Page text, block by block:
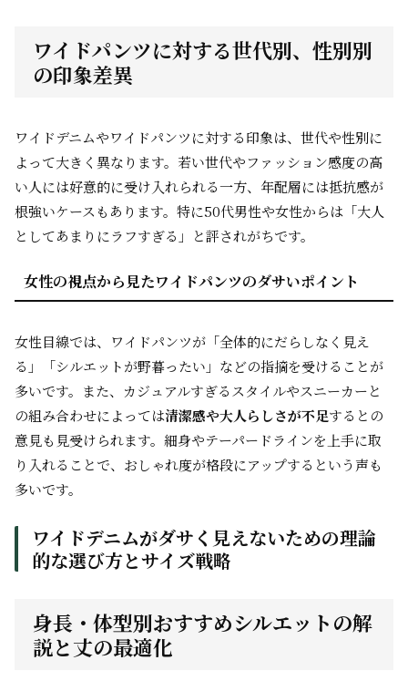
ワイドパンツに対する世代別、性別別
の印象差異
ワイドデニムやワイドパンツに対する印象は、世代や性別に
よって大きく異なります。若い世代やファッション感度の高
い人には好意的に受け入れられる一方、年配層には抵抗感が
根強いケースもあります。特に50代男性や女性からは「大人
としてあまりにラフすぎる」と評されがちです。
女性の視点から見たワイドパンツのダサいポイント
女性目線では、ワイドパンツが「全体的にだらしなく見え
る」「シルエットが野暮ったい」などの指摘を受けることが
多いです。また、カジュアルすぎるスタイルやスニーカーと
の組み合わせによっては清潔感や大人らしさが不足するとの
意見も見受けられます。細身やテーパードラインを上手に取
り入れることで、おしゃれ度が格段にアップするという声も
多いです。
ワイドデニムがダサく見えないための理論
的な選び方とサイズ戦略
身長・体型別おすすめシルエットの解
説と丈の最適化